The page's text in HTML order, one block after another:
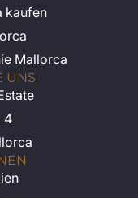
Impressum
Datenschutz